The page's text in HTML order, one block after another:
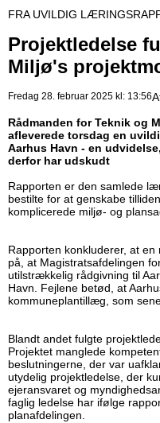
FRA UVILDIG
Projektledelse
Miljø's
Fredag 28. februar 2025 kl: 13:56
Rådmanden for Teknik og
afleverede torsdag en
Aarhus Havn - en
derfor har udskudt
Rapporten er den samlede
bestilte for at genskabe
komplicerede miljø- og
Rapporten konkluderer, at
på, at Magistratsafdelingen
utilstrækkelig rådgivning til
Havn. Fejlene betød, at
kommuneplantillæg, som
Blandt andet fulgte
Projektet manglede
beslutningerne, der var
utydelig projektledelse, der
ejeransvaret og
faglig ledelse har ifølge
planafdelingen.